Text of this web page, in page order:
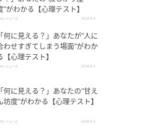
”がわかる【心理テスト】
ニュース 2026.8.4
「何に見える？」あなたが“人に
わせすぎてしまう場面“がわか
【心理テスト】
ニュース 2026.8.5
「何に見える？」あなたの“甘え
坊度”がわかる【心理テスト】
ニュース 2026.8.5